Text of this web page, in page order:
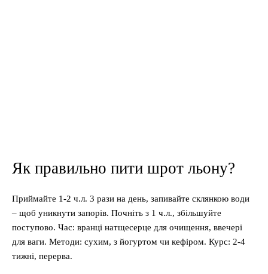
Як правильно пити шрот льону?
Приймайте 1-2 ч.л. 3 рази на день, запивайте склянкою води
– щоб уникнути запорів. Почніть з 1 ч.л., збільшуйте
поступово. Час: вранці натщесерце для очищення, ввечері
для ваги. Методи: сухим, з йогуртом чи кефіром. Курс: 2-4
тижні, перерва.